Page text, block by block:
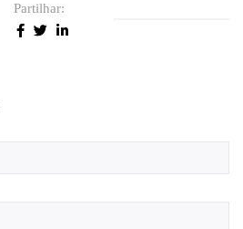
Partilhar: